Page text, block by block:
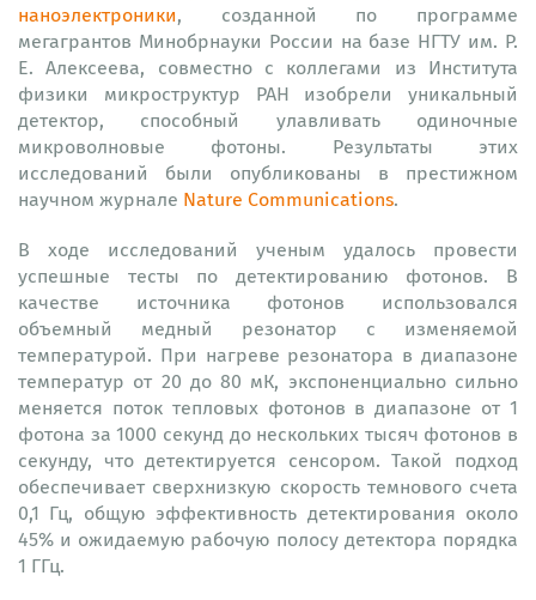
наноэлектроники, созданной по программе
мегагрантов Минобрнауки России на базе НГТУ им. Р.
Е. Алексеева, совместно с коллегами из Института
физики микроструктур РАН изобрели уникальный
детектор, способный улавливать одиночные
микроволновые фотоны. Результаты этих
исследований были опубликованы в престижном
научном журнале Nature Communications.
В ходе исследований ученым удалось провести
успешные тесты по детектированию фотонов. В
качестве источника фотонов использовался
объемный медный резонатор с изменяемой
температурой. При нагреве резонатора в диапазоне
температур от 20 до 80 мК, экспоненциально сильно
меняется поток тепловых фотонов в диапазоне от 1
фотона за 1000 секунд до нескольких тысяч фотонов в
секунду, что детектируется сенсором. Такой подход
обеспечивает сверхнизкую скорость темнового счета
0,1 Гц, общую эффективность детектирования около
45% и ожидаемую рабочую полосу детектора порядка
1 ГГц.